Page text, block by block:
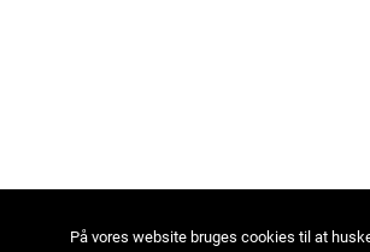
På vores website bruges cookies til at